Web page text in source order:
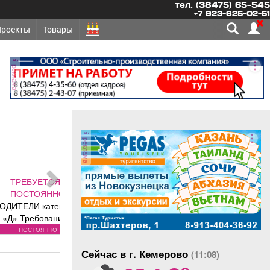
тел. (38475) 65-545
+7 923-625-02-51
Товары
реклама
-
к
Водителей
за счет
реклама
Сейчас в г. Кемерово (11:08)